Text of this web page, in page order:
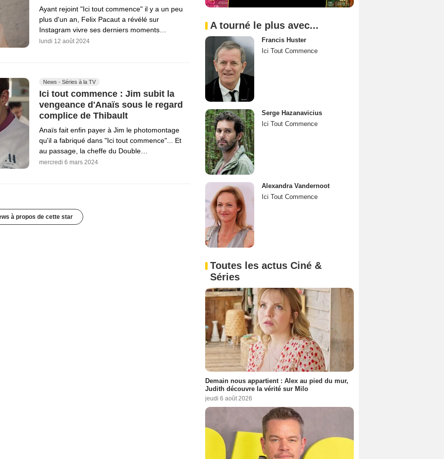
Ayant rejoint "Ici tout commence" il y a un peu
plus d'un an, Felix Pacaut a révélé sur
Instagram vivre ses derniers moments…
lundi 12 août 2024
News - Séries à la TV
Ici tout commence : Jim subit la
vengeance d'Anaïs sous le regard
complice de Thibault
Anaïs fait enfin payer à Jim le photomontage
qu'il a fabriqué dans "Ici tout commence"... Et
au passage, la cheffe du Double…
mercredi 6 mars 2024
à propos de cette star
A tourné le plus avec...
Francis Huster
Ici Tout Commence
Serge Hazanavicius
Ici Tout Commence
Alexandra Vandernoot
Ici Tout Commence
Toutes les actus Ciné &
Séries
Demain nous appartient : Alex au pied du mur,
Judith découvre la vérité sur Milo
jeudi 6 août 2026